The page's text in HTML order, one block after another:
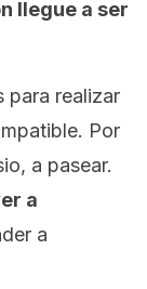
llegue a ser
para realizar
Por
a pasear.
a
a